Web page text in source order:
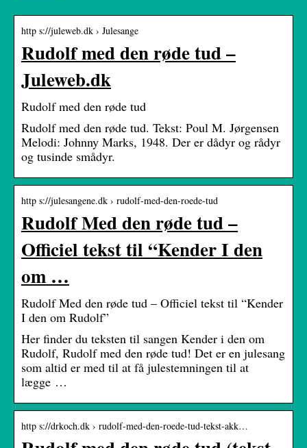
http s://juleweb.dk › Julesange
Rudolf med den røde tud –
Juleweb.dk
Rudolf med den røde tud
Rudolf med den røde tud. Tekst: Poul M. Jørgensen
Melodi: Johnny Marks, 1948. Der er dådyr og rådyr
og tusinde smådyr.
http s://julesangene.dk › rudolf-med-den-roede-tud
Rudolf Med den røde tud –
Officiel tekst til “Kender I den
om …
Rudolf Med den røde tud – Officiel tekst til “Kender
I den om Rudolf”
Her finder du teksten til sangen Kender i den om
Rudolf, Rudolf med den røde tud! Det er en julesang
som altid er med til at få julestemningen til at
lægge …
http s://drkoch.dk › rudolf-med-den-roede-tud-tekst-akk…